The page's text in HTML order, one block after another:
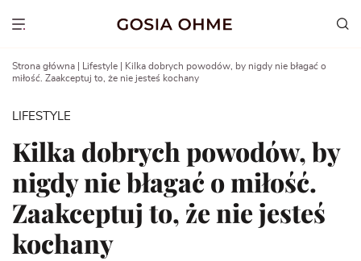
Show menu
Strona główna Lifestyle
Kilka dobrych powodów, by nigdy nie błagać o
miłość. Zaakceptuj to, że nie jesteś kochany
LIFESTYLE
Kilka dobrych powodów, by
nigdy nie błagać o miłość.
Zaakceptuj to, że nie jesteś
kochany